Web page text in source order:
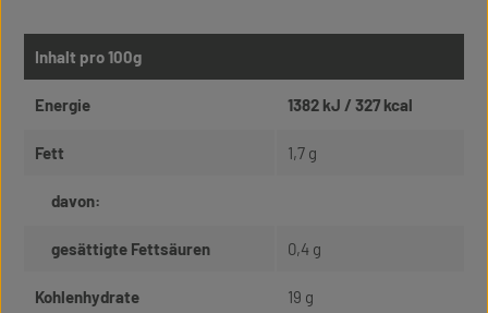
Inhalt pro 100g
Energie 1382 kJ / 327 kcal
Fett 1,7 g
davon:
gesättigte Fettsäuren 0,4 g
Kohlenhydrate 19 g